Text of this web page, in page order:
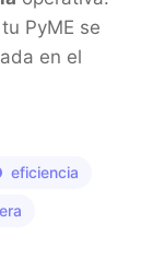
PyME se
en el
eficiencia